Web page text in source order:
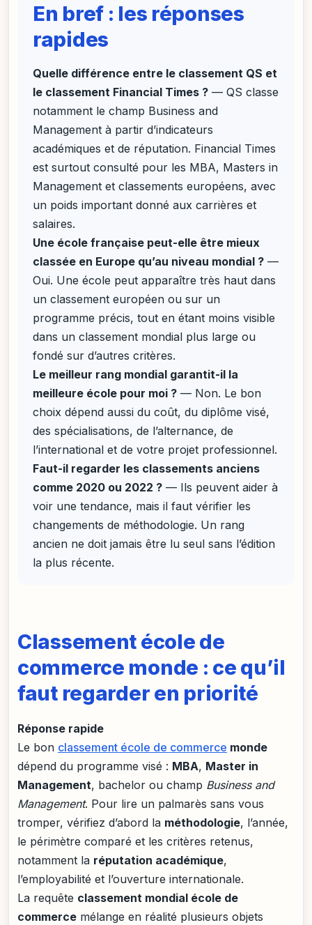
En bref : les réponses
rapides
Quelle différence entre le classement QS et
le classement Financial Times ? — QS classe
notamment le champ Business and
Management à partir d’indicateurs
académiques et de réputation. Financial Times
est surtout consulté pour les MBA, Masters in
Management et classements européens, avec
un poids important donné aux carrières et
salaires.
Une école française peut-elle être mieux
classée en Europe qu’au niveau mondial ? —
Oui. Une école peut apparaître très haut dans
un classement européen ou sur un
programme précis, tout en étant moins visible
dans un classement mondial plus large ou
fondé sur d’autres critères.
Le meilleur rang mondial garantit-il la
meilleure école pour moi ? — Non. Le bon
choix dépend aussi du coût, du diplôme visé,
des spécialisations, de l’alternance, de
l’international et de votre projet professionnel.
Faut-il regarder les classements anciens
comme 2020 ou 2022 ? — Ils peuvent aider à
voir une tendance, mais il faut vérifier les
changements de méthodologie. Un rang
ancien ne doit jamais être lu seul sans l’édition
la plus récente.
Classement école de
commerce monde : ce qu’il
faut regarder en priorité
Réponse rapide
Le bon classement école de commerce monde
dépend du programme visé : MBA, Master in
Management, bachelor ou champ Business and
Management. Pour lire un palmarès sans vous
tromper, vérifiez d’abord la méthodologie, l’année,
le périmètre comparé et les critères retenus,
notamment la réputation académique,
l’employabilité et l’ouverture internationale.
La requête classement mondial école de
commerce mélange en réalité plusieurs objets